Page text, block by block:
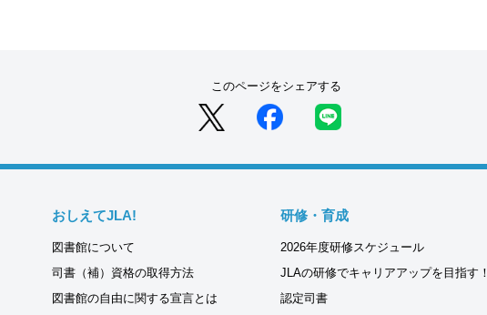
このページをシェアする
おしえてJLA!
図書館について
司書（補）資格の取得方法
図書館の自由に関する宣言とは
研修・育成
2026年度研修スケジュール
JLAの研修でキャリアアップを目指す！
認定司書